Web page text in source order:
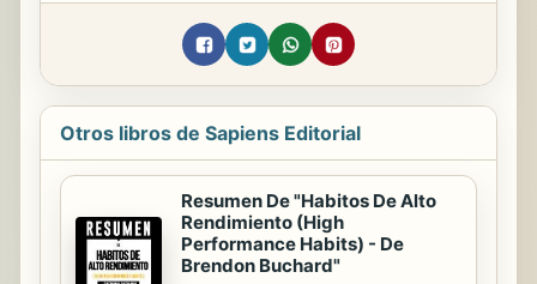
Otros libros de Sapiens Editorial
Resumen De "Habitos De Alto
Rendimiento (High
Performance Habits) - De
Brendon Buchard"